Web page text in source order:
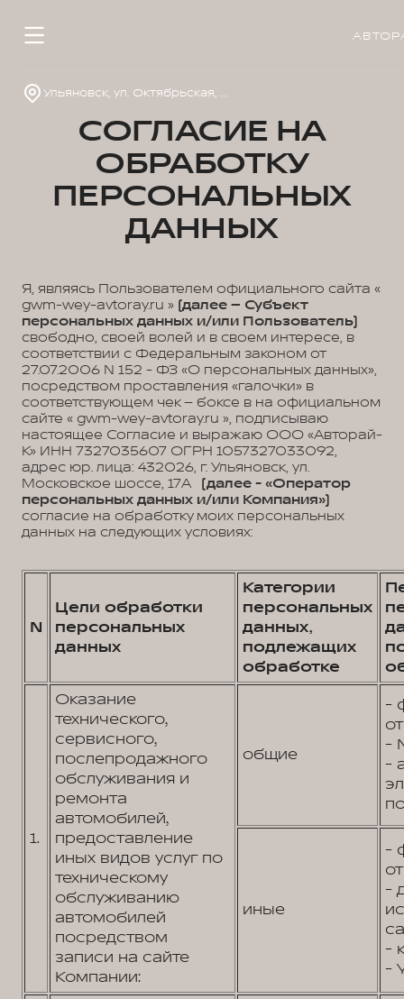
Ульяновск, ул. Октябрьская, д. 22л
СОГЛАСИЕ НА
ОБРАБОТКУ
ПЕРСОНАЛЬНЫХ
ДАННЫХ
Я, являясь Пользователем официального сайта «
gwm-wey-avtoray.ru » (далее – Субъект
персональных данных и/или Пользователь)
свободно, своей волей и в своем интересе, в
соответствии с Федеральным законом от
27.07.2006 N 152 - ФЗ «О персональных данных»,
посредством проставления «галочки» в
соответствующем чек – боксе в на официальном
сайте « gwm-wey-avtoray.ru », подписываю
настоящее Согласие и выражаю ООО «Авторай-
К» ИНН 7327035607 ОГРН 1057327033092,
адрес юр. лица: 432026, г. Ульяновск, ул.
Московское шоссе, 17А (далее - «Оператор
персональных данных и/или Компания»)
согласие на обработку моих персональных
данных на следующих условиях:
N
Цели обработки
персональных
данных
Категории
персональных
данных,
подлежащих
обработке
1.
Оказание
технического,
сервисного,
послепродажного
обслуживания и
ремонта
автомобилей,
предоставление
иных видов услуг по
техническому
обслуживанию
автомобилей
посредством
записи на сайте
Компании:
общие
-
-
-
иные
-
-
-
-